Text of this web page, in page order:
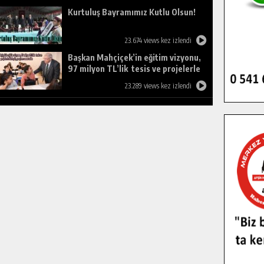
Kurtuluş Bayramımız Kutlu Olsun!
23.674 views kez izlendi
Başkan Mahçiçek’in eğitim vizyonu,
97 milyon TL’lik tesis ve projelerle
23.289 views kez izlendi